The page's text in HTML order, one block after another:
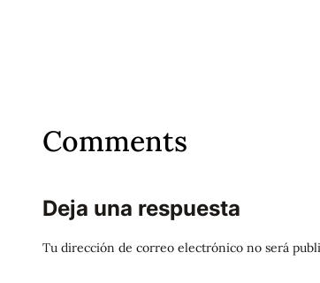
Comments
Deja una respuesta
Tu dirección de correo electrónico no será